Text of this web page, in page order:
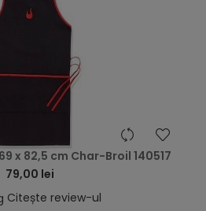
x 82,5 cm Char-Broil 140517
79,00 lei
Citește review-ul